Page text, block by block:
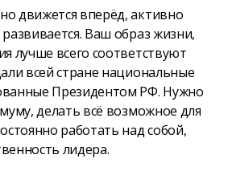
движется вперёд, активно
Ваш образ жизни,
лучше всего соответствуют
всей стране национальные
Президентом РФ. Нужно
делать всё возможное для
работать над собой,
лидера.